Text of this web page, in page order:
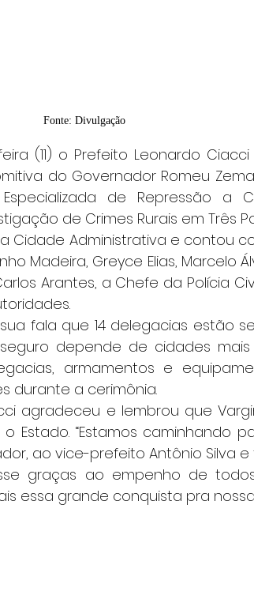
Fonte: Divulgação
do Governador Romeu
de Repressão a
de Crimes Rurais em Três
Madeira, Greyce Elias, Marcelo
Arantes, a Chefe da Polícia
depende de cidades mais
armamentos e
durante a cerimônia.
Estado. “Estamos caminhando
ao vice-prefeito Antônio Silva
graças ao empenho de
essa grande conquista pra nossa